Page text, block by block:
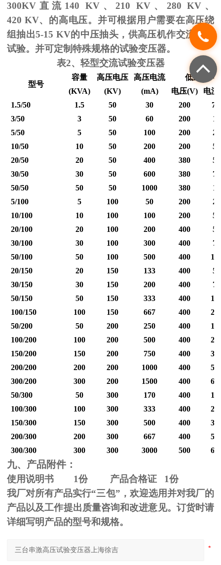
300KV 直流 140 KV、210 KV 、 280 KV 、
420 KV、的高电压。并可根据用户需要在高压绕
组抽出5-15 KV的中压抽头，供高压机作交流耐压
试验。并可定制特殊规格的试验变压器。
表2、轻型交流试验变压器
型号
容量 高压电压 高压电流
低压输入
(KVA)
(KV) (mA) 电压(V) 电流
1.5/50
1.5 50 30 200
7.5
3/50
3 50 60 200
15
5/50
5 50 100 200
25
10/50
10 50 200 200
50
20/50
20 50 400 380
53
30/50
30 50 600 380
79
50/50
50 50 1000 380
12
5/100
5 100 50 200
25
10/100
10 100 100 200
50
20/100
20 100 200 400
50
30/100
30 100 300 400
75
50/100
50 100 500 400
20/150
20 150 133 400
50
30/150
30 150 200 400
75
50/150
50 150 333 400
100/150
100 150 667 400
50/200
50 200 250 400
100/200
100 200 500 400
150/200
150 200 750 400
200/200
200 200 1000 400
300/200
300 200 1500 400
50/300
50 300 170 400
100/300
100 300 333 400
150/300
150 300 500 400
200/300
200 300 667 400
300/300
300 300 3000 500
九、产品附件：
使用说明书 1份 产品合格证 1份
我厂对所有产品实行“三包”，欢迎选用并对我厂的
产品以及工作提出质量咨询和改进意见。订货时请
详细写明产品的型号和规格。